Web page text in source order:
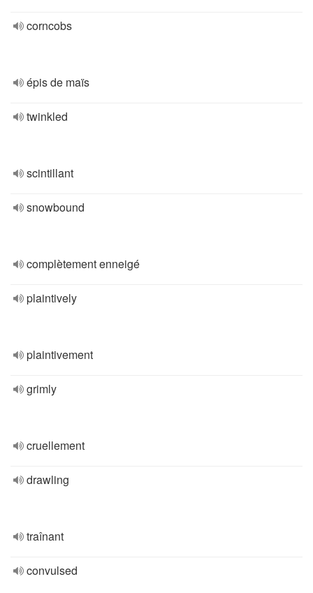
corncobs
épis de maïs
twinkled
scintillant
snowbound
complètement enneigé
plaintively
plaintivement
grimly
cruellement
drawling
traînant
convulsed